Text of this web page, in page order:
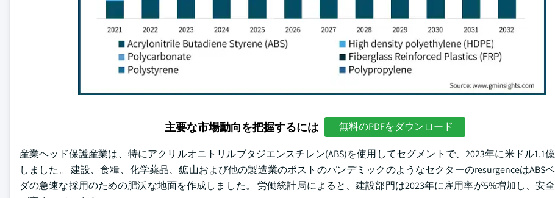
主要な市場動向を把握するには 無料のPDFをダウンロード
産業ヘッド保護産業は、特にアクリルオニトリルブタジエンスチレン(ABS)を使用してセグメントで、2023年に米ドル1.1
しました。 建設、食糧、化学薬品、鉱山および他の製造業のポストのパンデミックのようなセクターのresurgenceはABS
ダの急速な採用のための肥沃な地面を作成しました。 労働統計局によると、建設部門は2023年に雇用率が5%増加し、安